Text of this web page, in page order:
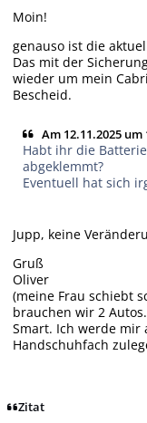
Moin!
genauso ist die
Das mit der
wieder um mein
Bescheid.
Am 12.11.2025
Habt ihr die
abgeklemmt?
Eventuell hat sich
Jupp, keine
Gruß
Oliver
(meine Frau schiebt
brauchen wir 2
Smart. Ich werde mir
Handschuhfach
Zitat